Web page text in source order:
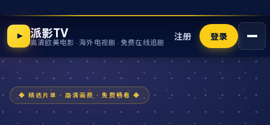
派影TV
高清欧美电影 · 海外电视剧 · 免费在线追剧
注册 登录